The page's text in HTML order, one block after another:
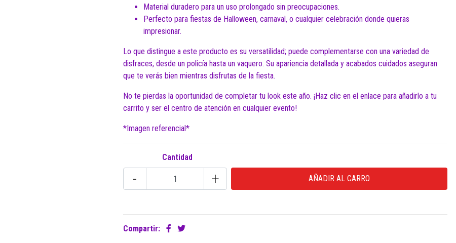
Material duradero para un uso prolongado sin preocupaciones.
Perfecto para fiestas de Halloween, carnaval, o cualquier celebración donde quieras
impresionar.
Lo que distingue a este producto es su versatilidad; puede complementarse con una variedad de
disfraces, desde un policía hasta un vaquero. Su apariencia detallada y acabados cuidados aseguran
que te verás bien mientras disfrutas de la fiesta.
No te pierdas la oportunidad de completar tu look este año. ¡Haz clic en el enlace para añadirlo a tu
carrito y ser el centro de atención en cualquier evento!
*Imagen referencial*
Cantidad
- +
Compartir: